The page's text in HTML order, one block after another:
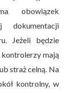
obowiązek
dokumentacji
Jeżeli będzie
kontrolerzy mają
straż celną. Na
kontrolny, w